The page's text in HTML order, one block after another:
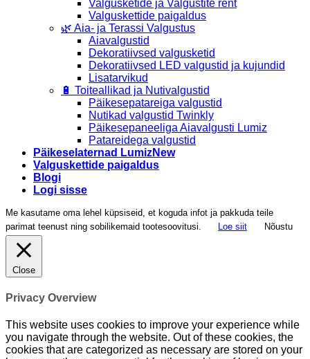
Valgusketide ja Valgustite rent
Valguskettide paigaldus
🌿 Aia- ja Terassi Valgustus
Aiavalgustid
Dekoratiivsed valgusketid
Dekoratiivsed LED valgustid ja kujundid
Lisatarvikud
🔋 Toiteallikad ja Nutivalgustid
Päikesepatareiga valgustid
Nutikad valgustid Twinkly
Päikesepaneeliga Aiavalgusti Lumiz
Patareidega valgustid
Päikeselaternad Lumiz
Valguskettide paigaldus
Blogi
Logi sisse
Me kasutame oma lehel küpsiseid, et koguda infot ja pakkuda teile
parimat teenust ning sobilikemaid tootesoovitusi.
Loe siit Nõustu
Close
Privacy Overview
This website uses cookies to improve your experience while
you navigate through the website. Out of these cookies, the
cookies that are categorized as necessary are stored on your